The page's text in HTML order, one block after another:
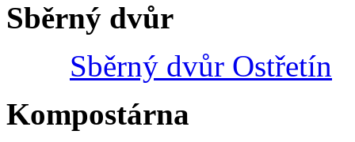
Sběrný dvůr
Sběrný dvůr Ostřetín
Kompostárna